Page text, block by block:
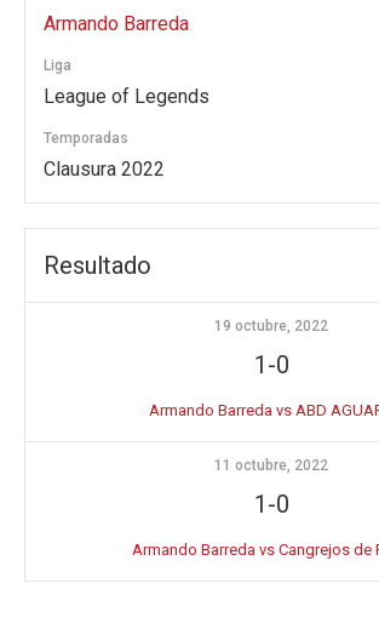
Armando Barreda
Liga
League of Legends
Temporadas
Clausura 2022
Resultado
19 octubre, 2022
1-0
Armando Barreda vs ABD
11 octubre, 2022
1-0
Armando Barreda vs Cangrejos de